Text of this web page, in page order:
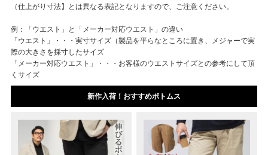
（仕上がり寸法】とは異なる表記となりますので、ご注意ください。
例：「ウエスト」と「メーカー対応ウエスト」の違い
「ウエスト」・・・実寸サイズ（製品を平らなところに置き、メジャーで実
際の大きさを採寸したサイズ
「メーカー対応ウエスト」・・・お客様のウエストサイズとの参考にして頂
くサイズ
新作入荷！おすすめボトムス